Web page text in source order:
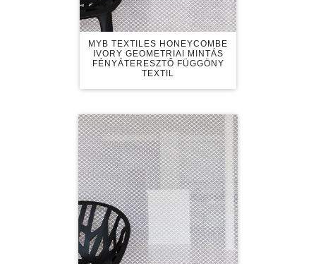
MYB TEXTILES HONEYCOMBE
IVORY GEOMETRIAI MINTÁS
FÉNYÁTERESZTŐ FÜGGÖNY
TEXTIL